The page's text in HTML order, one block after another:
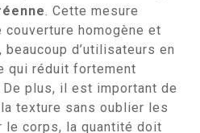
. Cette mesure
couverture homogène et
d’utilisateurs en
qui réduit fortement
plus, il est important de
texture sans oublier les
le corps, la quantité doit